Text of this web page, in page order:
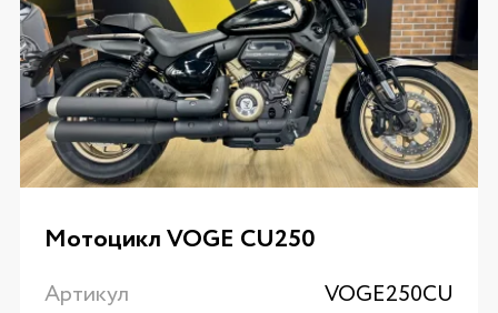
Мотоцикл VOGE CU250
Артикул VOGE250CU